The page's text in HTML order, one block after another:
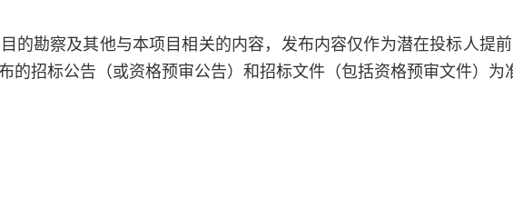
的勘察及其他与本项目相关的内容，发布内容仅作为潜在投标人提
的招标公告（或资格预审公告）和招标文件（包括资格预审文件）为